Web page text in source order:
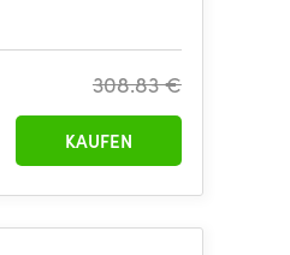
308.83 €
KAUFEN